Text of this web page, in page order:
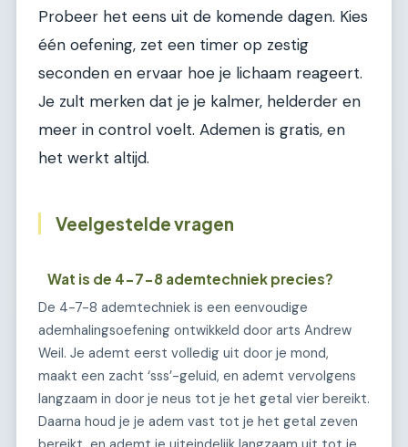
Probeer het eens uit de komende dagen. Kies
één oefening, zet een timer op zestig
seconden en ervaar hoe je lichaam reageert.
Je zult merken dat je je kalmer, helderder en
meer in control voelt. Ademen is gratis, en
het werkt altijd.
Veelgestelde vragen
Wat is de 4-7-8 ademtechniek precies?
De 4-7-8 ademtechniek is een eenvoudige
ademhalingsoefening ontwikkeld door arts Andrew
Weil. Je ademt eerst volledig uit door je mond,
maakt een zacht ‘sss’-geluid, en ademt vervolgens
langzaam in door je neus tot je het getal vier bereikt.
Daarna houd je je adem vast tot je het getal zeven